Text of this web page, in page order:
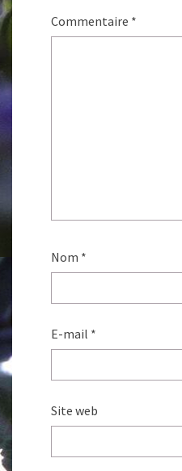
Commentaire *
Nom *
E-mail *
Site web